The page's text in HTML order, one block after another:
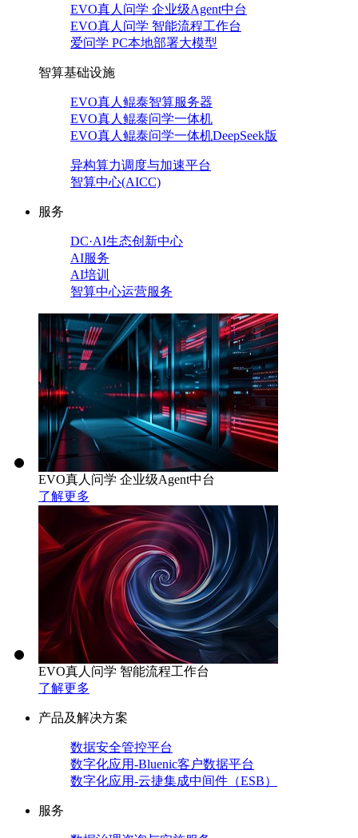
EVO真人问学 企业级Agent中台
EVO真人问学 智能流程工作台
爱问学 PC本地部署大模型
智算基础设施
EVO真人鲲泰智算服务器
EVO真人鲲泰问学一体机
EVO真人鲲泰问学一体机DeepSeek版
异构算力调度与加速平台
智算中心(AICC)
服务
DC·AI生态创新中心
AI服务
AI培训
智算中心运营服务
EVO真人问学 企业级Agent中台
了解更多
EVO真人问学 智能流程工作台
了解更多
产品及解决方案
数据安全管控平台
数字化应用-Bluenic客户数据平台
数字化应用-云捷集成中间件（ESB）
服务